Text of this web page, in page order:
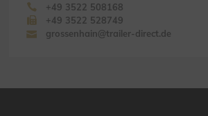
+49 3522 508168
+49 3522 528749
grossenhain@trailer-direct.de